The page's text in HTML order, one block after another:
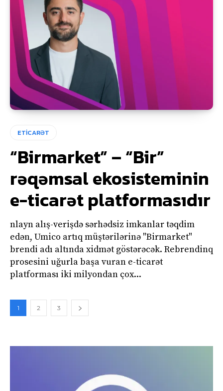
ETİCARƏT
“Birmarket” – “Bir”
rəqəmsal ekosisteminin
e-ticarət platformasıdır
nlayn alış-verişdə sərhədsiz imkanlar təqdim
edən, Umico artıq müştərilərinə "Birmarket"
brendi adı altında xidmət göstərəcək. Rebrendinq
prosesini uğurla başa vuran e-ticarət
platforması iki milyondan çox...
1 2 3